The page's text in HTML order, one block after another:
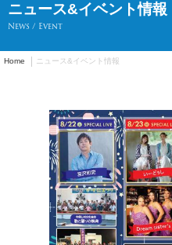
ニュース&イベント情報
News / Event
Home ニュース&イベント情報